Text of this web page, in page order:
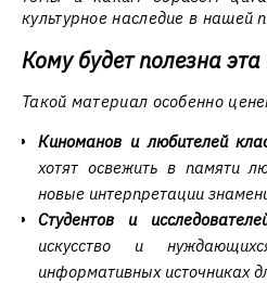
культурное наследие в нашей
Кому будет полезна эта
Такой материал особенно
Киноманов и любителей
хотят освежить в памяти
новые интерпретации
Студентов и
искусство и
информативных источниках